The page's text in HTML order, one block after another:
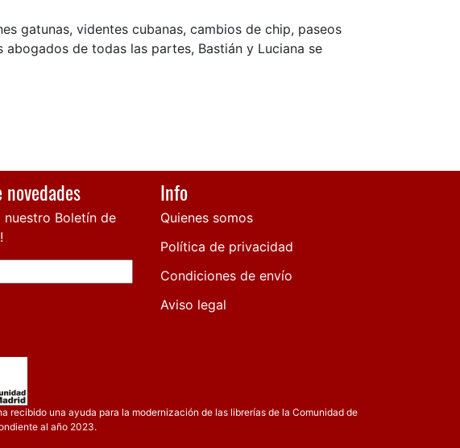
gatunas, videntes cubanas, cambios de chip, paseos
de todas las partes, Bastián y Luciana se
nuestro Boletín de
Info
Quienes somos
Política de privacidad
Condiciones de envío
Aviso legal
recibido una ayuda para la modernización de las librerías de la Comunidad de
al año 2023.